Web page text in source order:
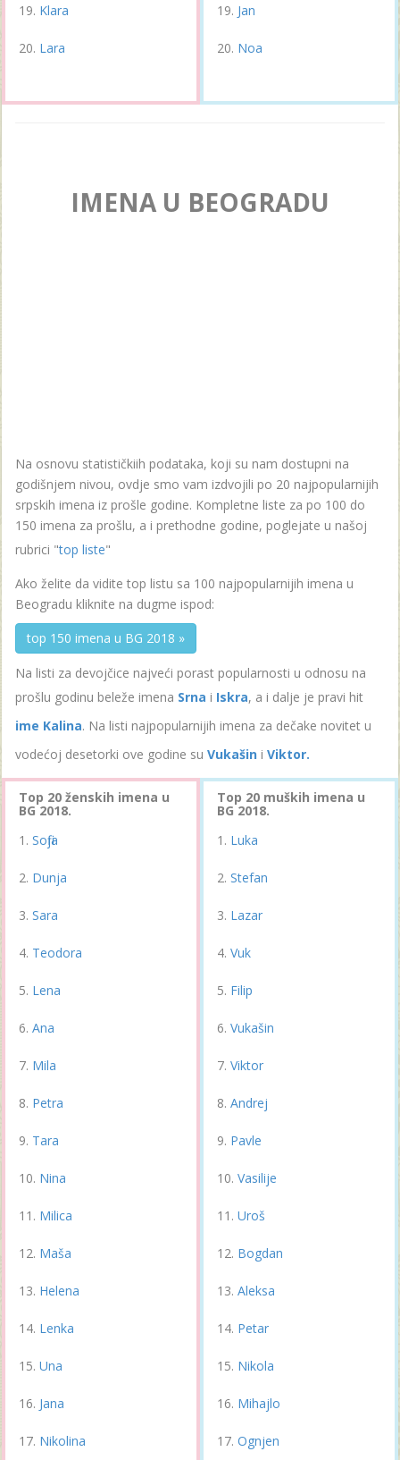
Klara
Lara
Jan
Noa
IMENA U BEOGRADU
Na osnovu statističkiih podataka, koji su nam dostupni na
godišnjem nivou, ovdje smo vam izdvojili po 20 najpopularnijih
srpskih imena iz prošle godine. Kompletne liste za po 100 do
150 imena za prošlu, a i prethodne godine, poglejate u našoj
rubrici "top liste"
Ako želite da vidite top listu sa 100 najpopularnijih imena u
Beogradu kliknite na dugme ispod:
top 150 imena u BG 2018 »
Na listi za devojčice najveći porast popularnosti u odnosu na
prošlu godinu beleže imena Srna i Iskra, a i dalje je pravi hit
ime Kalina. Na listi najpopularnijih imena za dečake novitet u
vodećoj desetorki ove godine su Vukašin i Viktor.
Top 20 ženskih imena u
BG 2018.
Sofija
Dunja
Sara
Teodora
Lena
Ana
Mila
Petra
Tara
Nina
Milica
Maša
Helena
Lenka
Una
Jana
Nikolina
Top 20 muških imena u
BG 2018.
Luka
Stefan
Lazar
Vuk
Filip
Vukašin
Viktor
Andrej
Pavle
Vasilije
Uroš
Bogdan
Aleksa
Petar
Nikola
Mihajlo
Ognjen